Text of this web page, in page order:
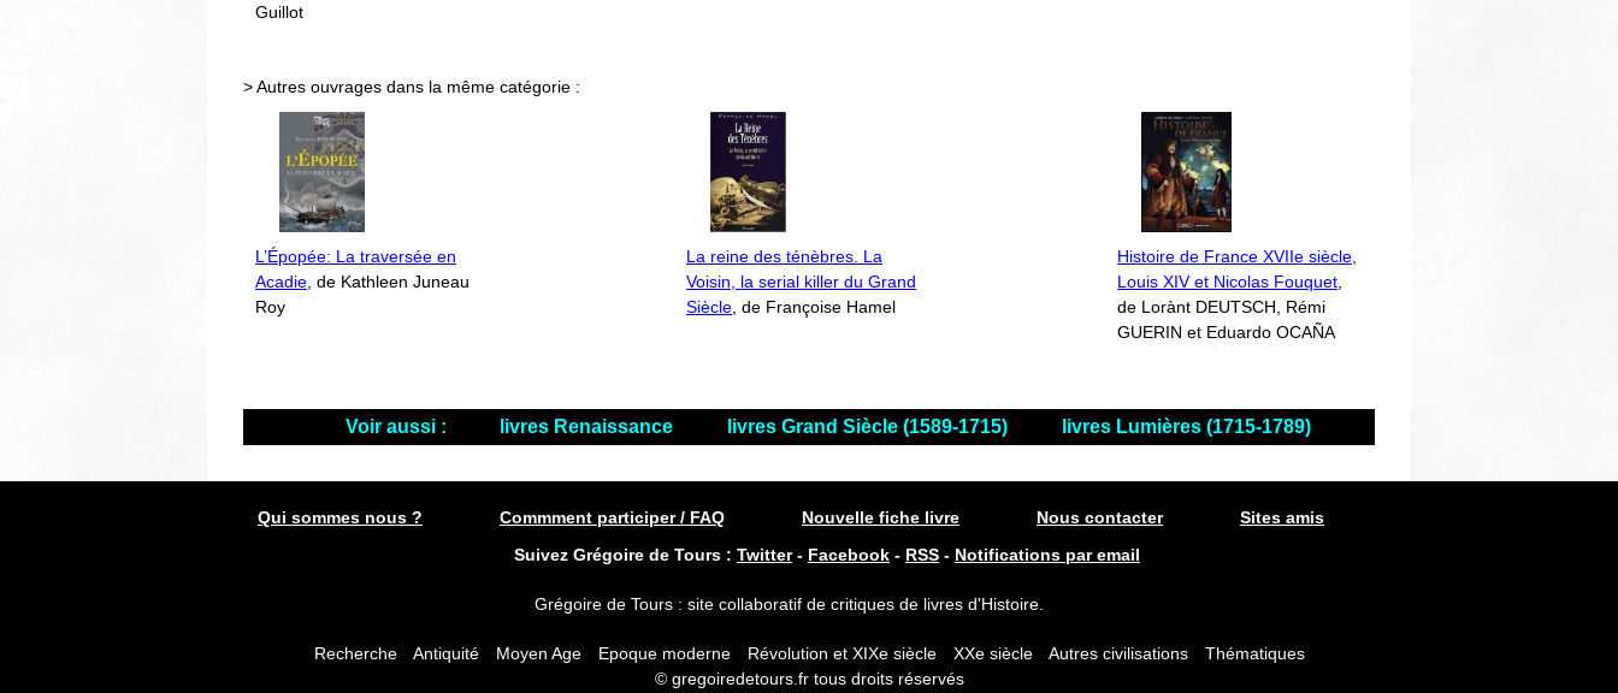
Guillot
> Autres ouvrages dans la même catégorie :
L’Épopée: La traversée en
Acadie , de Kathleen Juneau
Roy
La reine des ténèbres. La
Voisin, la serial killer du Grand
Siècle , de Françoise Hamel
Histoire de France XVIIe siècle,
Louis XIV et Nicolas Fouquet
de Lorànt DEUTSCH, Rémi
GUERIN et Eduardo OCAÑA
Voir aussi : livres Renaissance livres Grand Siècle (1589-1715) livres Lumières (1715-1789)
Qui sommes nous ? Commment participer / FAQ Nouvelle fiche livre Nous contacter
Sites amis
Suivez Grégoire de Tours : Twitter- Facebook - RSS - Notifications par email
Grégoire de Tours : site collaboratif de critiques de livres d'Histoire.
Recherche Antiquité Moyen Age Epoque moderne Révolution et XIXe siècle XXe siècle Autres civilisations
Thématiques
© gregoiredetours.fr tous droits réservés